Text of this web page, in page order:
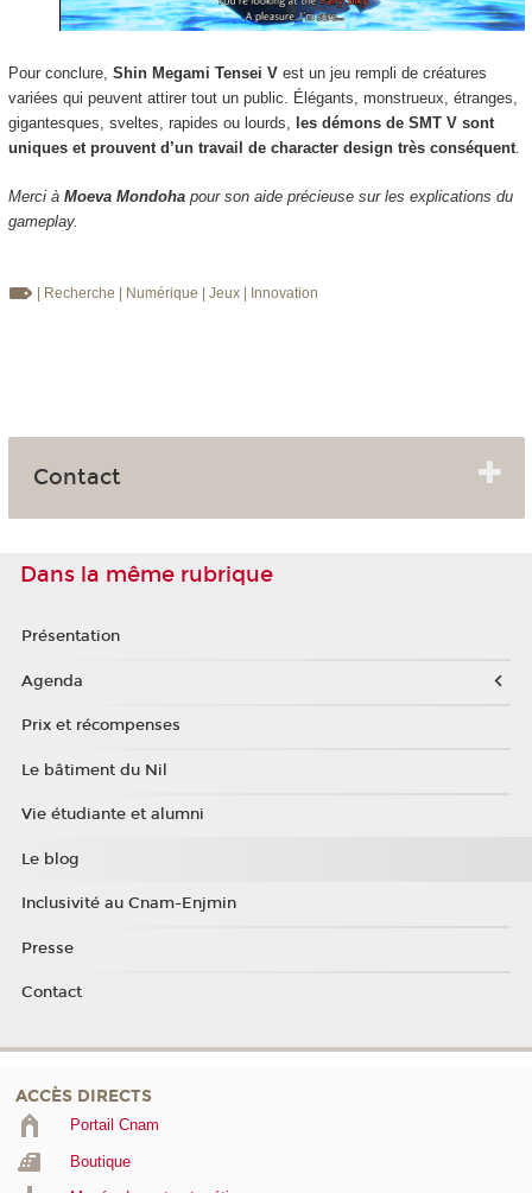
Pour conclure, Shin Megami Tensei V est un jeu rempli de créatures
variées qui peuvent attirer tout un public. Élégants, monstrueux, étranges,
gigantesques, sveltes, rapides ou lourds, les démons de SMT V sont
uniques et prouvent d’un travail de character design très conséquent.
Merci à Moeva Mondohapour son aide précieuse sur les explications du
gameplay.
| Recherche | Numérique | Jeux | Innovation
Contact
Dans la même rubrique
Présentation
Agenda
Prix et récompenses
Le bâtiment du Nil
Vie étudiante et alumni
Le blog
Inclusivité au Cnam-Enjmin
Presse
Contact
ACCÈS DIRECTS
Portail Cnam
Boutique